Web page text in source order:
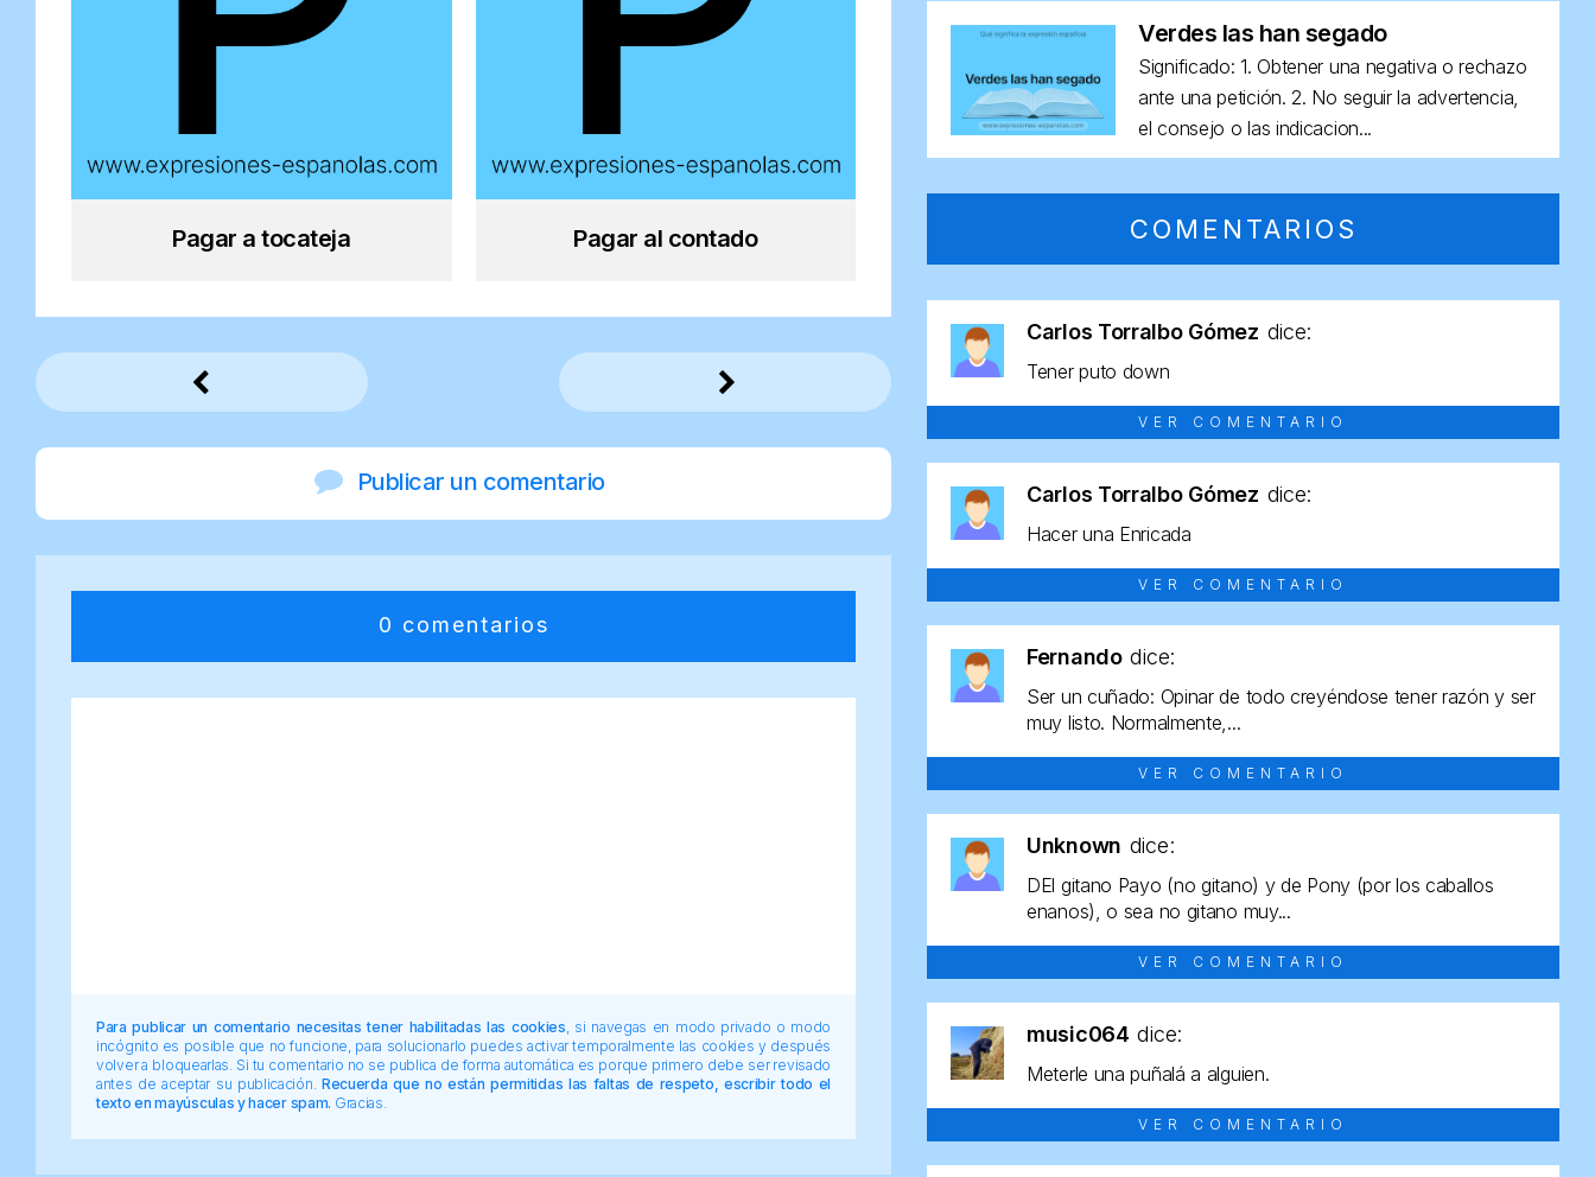
Pagar a tocateja Pagar al contado
Publicar un comentario
0 comentarios
Para publicar un comentario necesitas tener habilitadas las cookies , si navegas en modo privado o modo
incógnito es posible que no funcione, para solucionarlo puedes activar temporalmente las cookies y después
volver a bloquearlas. Si tu comentario no se publica de forma automática es porque primero debe ser revisado
antes de aceptar su publicación. Recuerda que no están permitidas las faltas de respeto, escribir todo el
texto en mayúsculas y hacer spam. Gracias.
Verdes las han segado
Significado: 1. Obtener una negativa o rechazo
ante una petición. 2. No seguir la advertencia,
el consejo o las indicacion...
COMENTARIOS
Carlos Torralbo Gómez dice:
Tener puto down
VER COMENTARIO
Carlos Torralbo Gómez dice:
Hacer una Enricada
VER COMENTARIO
Fernando dice:
Ser un cuñado: Opinar de todo creyéndose tener razón y ser
muy listo. Normalmente,...
VER COMENTARIO
Unknown dice:
DEl gitano Payo (no gitano) y de Pony (por los caballos
enanos), o sea no gitano muy...
VER COMENTARIO
music064 dice:
Meterle una puñalá a alguien.
VER COMENTARIO